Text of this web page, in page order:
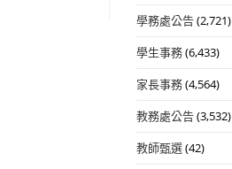
學務處公告(2,721)
學生事務(6,433)
家長事務(4,564)
教務處公告(3,532)
教師甄選(42)